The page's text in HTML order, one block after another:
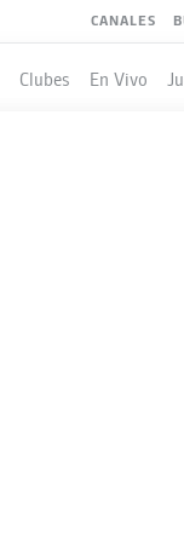
CANALES
Clubes En Vivo